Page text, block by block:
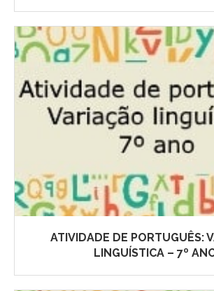
ATIVIDADE DE PORTUGUÊS:
LINGUÍSTICA – 7º